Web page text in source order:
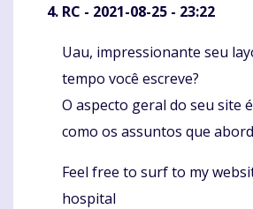
RC - 2021-08-25 - 23:22
Komentaras
Uau, impressionante seu
tempo você escreve?
O aspecto geral do seu site
como os assuntos que
Feel free to surf to my
hospital